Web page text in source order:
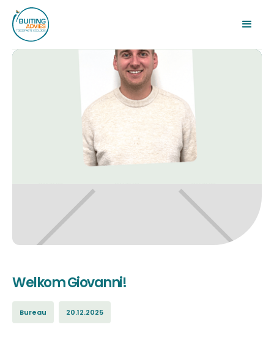
Welkom Giovanni!
Bureau 20.12.2025